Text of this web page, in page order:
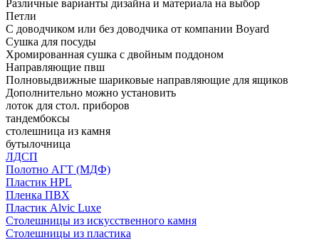
Различные варианты дизайна и материала на выбор
Петли
С доводчиком или без доводчика от компании Boyard
Сушка для посуды
Хромированная сушка с двойным поддоном
Направляющие пвш
Полновыдвижные шариковые направляющие для ящиков
Дополнительно можно установить
лоток для стол. приборов
тандембоксы
столешница из камня
бутылочница
ЛДСП
Полотно АГТ (МДФ)
Пластик HPL
Пленка ПВХ
Пластик Alvic Luxe
Столешницы из искусственного камня
Столешницы из пластика